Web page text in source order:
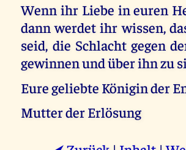
Wenn ihr Liebe in euren
dann werdet ihr wissen,
seid, die Schlacht gegen
gewinnen und über ihn zu
Eure geliebte Königin der
Mutter der Erlösung